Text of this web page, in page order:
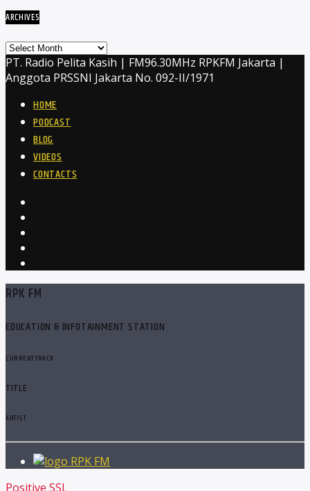
ARCHIVES
Archives
PT. Radio Pelita Kasih | FM96.30MHz RPKFM Jakarta |
Anggota PRSSNI Jakarta No. 092-II/1971
HOME
PODCAST
BLOG
VIDEOS
CONTACTS
RPK FM
EDUCATION & INFOTAINMENT STATION
CURRENT TRACK
TITLE
ARTIST
RPK FM
Positive SSL